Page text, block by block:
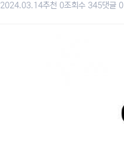
2024.03.14추천 0조회수 345댓글 0